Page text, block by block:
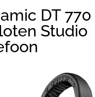
DT 770
Studio